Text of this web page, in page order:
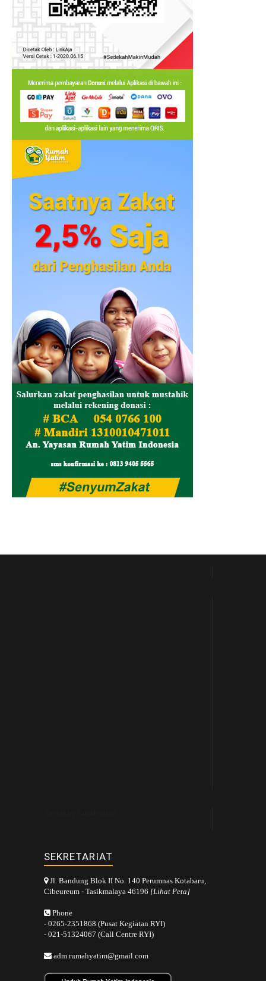
SEKRETARIAT
Jl. Bandung Blok II No. 140 Perumnas Kotabaru,
Cibeureum - Tasikmalaya 46196 [Lihat Peta]
Phone
- 0265-2351868 (Pusat Kegiatan RYI)
- 021-51324067 (Call Centre RYI)
adm.rumahyatim@gmail.com